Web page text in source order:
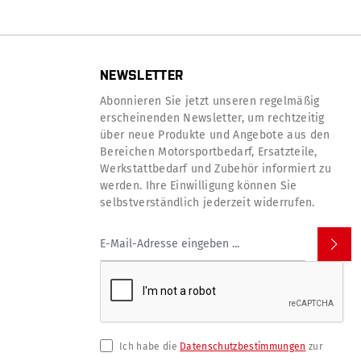
NEWSLETTER
Abonnieren Sie jetzt unseren regelmäßig
erscheinenden Newsletter, um rechtzeitig
über neue Produkte und Angebote aus den
Bereichen Motorsportbedarf, Ersatzteile,
Werkstattbedarf und Zubehör informiert zu
werden. Ihre Einwilligung können Sie
selbstverständlich jederzeit widerrufen.
Ich habe die Datenschutzbestimmungen zur